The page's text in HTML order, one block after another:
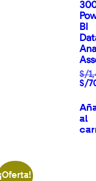
BI
S/
S/
al